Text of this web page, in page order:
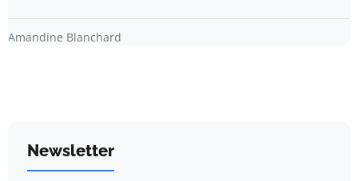
Amandine Blanchard
Newsletter